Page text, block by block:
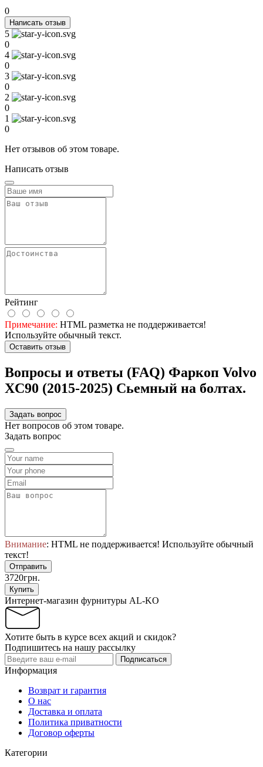
0
Написать отзыв
5
0
4
0
3
0
2
0
1
0
Нет отзывов об этом товаре.
Написать отзыв
Рейтинг
Примечание: HTML разметка не поддерживается!
Используйте обычный текст.
Оставить отзыв
Вопросы и ответы (FAQ) Фаркоп Volvo
XC90 (2015-2025) Сьемный на болтах.
Задать вопрос
Нет вопросов об этом товаре.
Задать вопрос
Внимание: HTML не поддерживается! Используйте обычный
текст!
Отправить
3720грн.
Купить
Интернет-магазин фурнитуры AL-KO
Хотите быть в курсе всех акций и скидок?
Подпишитесь на нашу рассылку
Подписаться
Информация
Возврат и гарантия
О нас
Доставка и оплата
Политика приватности
Договор оферты
Категории